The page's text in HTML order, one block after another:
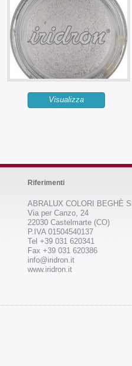
Visualizza
Riferimenti
ABRALUX COLORI BEGHÈ
Via per Canzo, 24
22030 Castelmarte (CO)
P.IVA 01504540137
Tel +39 031 620341
Fax +39 031 620386
info@iridron.it
www.iridron.it